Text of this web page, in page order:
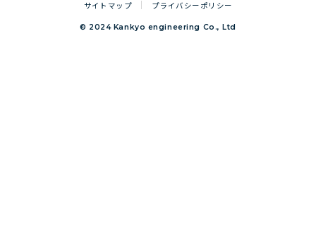
サイトマップ プライバシーポリシー
© 2024 Kankyo engineering Co., Ltd